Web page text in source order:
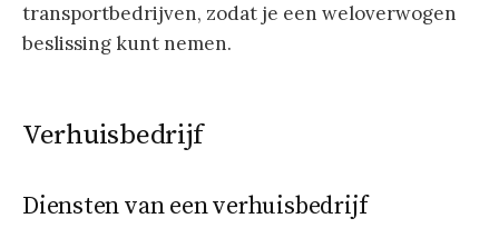
transportbedrijven, zodat je een weloverwogen
beslissing kunt nemen.
Verhuisbedrijf
Diensten van een verhuisbedrijf